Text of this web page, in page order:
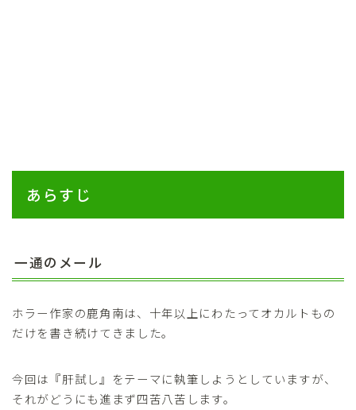
あらすじ
一通のメール
ホラー作家の鹿角南は、十年以上にわたってオカルトもの
だけを書き続けてきました。
今回は『肝試し』をテーマに執筆しようとしていますが、
それがどうにも進まず四苦八苦します。